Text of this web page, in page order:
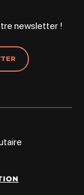
newsletter !